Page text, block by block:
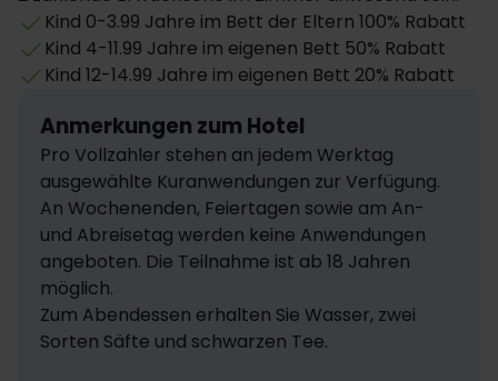
Kind 0-3.99 Jahre im Bett der Eltern 100% Rabatt
Kind 4-11.99 Jahre im eigenen Bett 50% Rabatt
Kind 12-14.99 Jahre im eigenen Bett 20% Rabatt
Anmerkungen zum Hotel
Pro Vollzahler stehen an jedem Werktag
ausgewählte Kuranwendungen zur Verfügung.
An Wochenenden, Feiertagen sowie am An-
und Abreisetag werden keine Anwendungen
angeboten. Die Teilnahme ist ab 18 Jahren
möglich.
Zum Abendessen erhalten Sie Wasser, zwei
Sorten Säfte und schwarzen Tee.